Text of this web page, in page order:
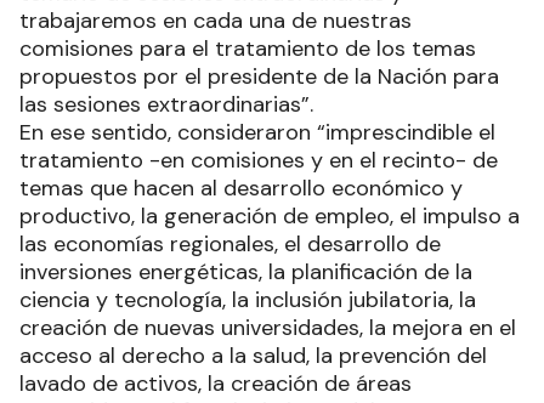
trabajaremos en cada una de nuestras
comisiones para el tratamiento de los temas
propuestos por el presidente de la Nación para
las sesiones extraordinarias”.
En ese sentido, consideraron “imprescindible el
tratamiento -en comisiones y en el recinto- de
temas que hacen al desarrollo económico y
productivo, la generación de empleo, el impulso a
las economías regionales, el desarrollo de
inversiones energéticas, la planificación de la
ciencia y tecnología, la inclusión jubilatoria, la
creación de nuevas universidades, la mejora en el
acceso al derecho a la salud, la prevención del
lavado de activos, la creación de áreas